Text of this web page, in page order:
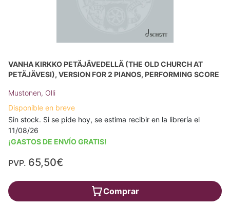
VANHA KIRKKO PETÄJÄVEDELLÄ (THE OLD CHURCH AT
PETÄJÄVESI), VERSION FOR 2 PIANOS, PERFORMING SCORE
Mustonen, Olli
Disponible en breve
Sin stock. Si se pide hoy, se estima recibir en la librería el
11/08/26
¡GASTOS DE ENVÍO GRATIS!
PVP. 65,50€
Comprar